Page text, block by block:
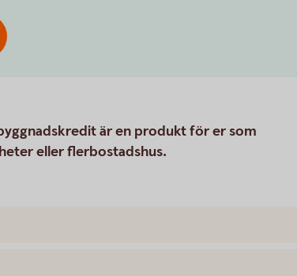
är en produkt för er som
eller flerbostadshus.